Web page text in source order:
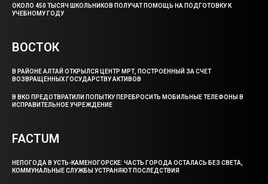
ОКОЛО 450 ТЫСЯЧ ШКОЛЬНИКОВ ПОЛУЧАТ ПОМОЩЬ НА ПОДГОТОВКУ К
УЧЕБНОМУ ГОДУ
ВОСТОК
В РАЙОНЕ АЛТАЙ ОТКРЫЛСЯ ЦЕНТР МРТ, ПОСТРОЕННЫЙ ЗА СЧЕТ
ВОЗВРАЩЕННЫХ ГОСУДАРСТВУ АКТИВОВ
В ВКО ПРЕДОТВРАТИЛИ ПОПЫТКУ ПЕРЕБРОСИТЬ МОБИЛЬНЫЕ ТЕЛЕФОНЫ В
ИСПРАВИТЕЛЬНОЕ УЧРЕЖДЕНИЕ
FACTUM
НЕПОГОДА В УСТЬ-КАМЕНОГОРСКЕ: ЧАСТЬ ГОРОДА ОСТАЛАСЬ БЕЗ СВЕТА,
КОММУНАЛЬНЫЕ СЛУЖБЫ УСТРАНЯЮТ ПОСЛЕДСТВИЯ